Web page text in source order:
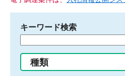
キーワード検索
る
種類